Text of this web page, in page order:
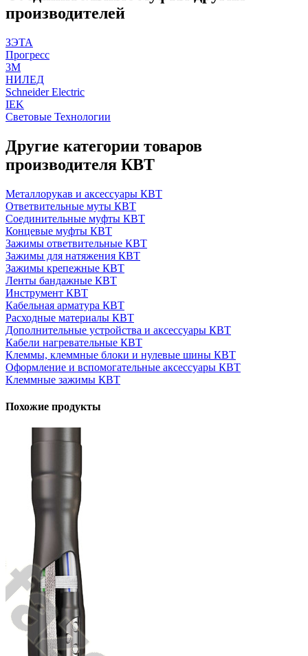
производителей
ЗЭТА
Прогресс
3M
НИЛЕД
Schneider Electric
IEK
Световые Технологии
Другие категории товаров
производителя КВТ
Металлорукав и аксессуары КВТ
Ответвительные муты КВТ
Соединительные муфты КВТ
Концевые муфты КВТ
Зажимы ответвительные КВТ
Зажимы для натяжения КВТ
Зажимы крепежные КВТ
Ленты бандажные КВТ
Инструмент КВТ
Кабельная арматура КВТ
Расходные материалы КВТ
Дополнительные устройства и аксессуары КВТ
Кабели нагревательные КВТ
Клеммы, клеммные блоки и нулевые шины КВТ
Оформление и вспомогательные аксессуары КВТ
Клеммные зажимы КВТ
Похожие продукты